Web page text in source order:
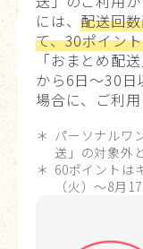
には、配送回
て、30ポイン
「おまとめ配
から6日～30日
場合に、ご利用
パーソナルワ
送」の対象外
60ポイントは
（火）～8月